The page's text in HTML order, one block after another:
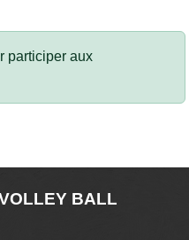
participer aux
BALL